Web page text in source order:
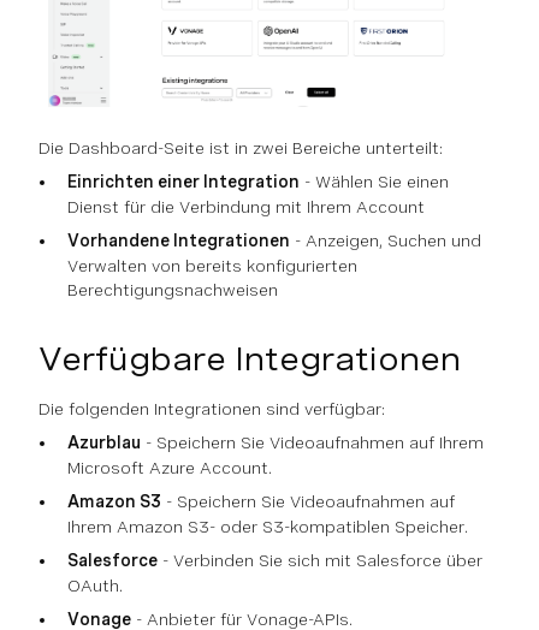
Die Dashboard-Seite ist in zwei Bereiche unterteilt:
Einrichten einer Integration - Wählen Sie einen
Dienst für die Verbindung mit Ihrem Account
Vorhandene Integrationen - Anzeigen, Suchen und
Verwalten von bereits konfigurierten
Berechtigungsnachweisen
Verfügbare Integrationen
Die folgenden Integrationen sind verfügbar:
Azurblau - Speichern Sie Videoaufnahmen auf Ihrem
Microsoft Azure Account.
Amazon S3 - Speichern Sie Videoaufnahmen auf
Ihrem Amazon S3- oder S3-kompatiblen Speicher.
Salesforce - Verbinden Sie sich mit Salesforce über
OAuth.
Vonage - Anbieter für Vonage-APIs.